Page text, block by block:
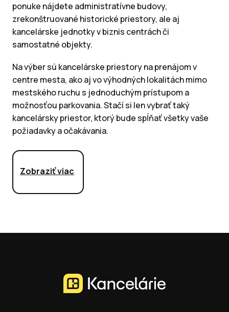
ponuke nájdete administratívne budovy,
zrekonštruované historické priestory, ale aj
kancelárske jednotky v biznis centrách či
samostatné objekty.
Na výber sú kancelárske priestory na prenájom v
centre mesta, ako aj vo výhodných lokalitách mimo
mestského ruchu s jednoduchým prístupom a
možnosťou parkovania. Stačí si len vybrať taký
kancelársky priestor, ktorý bude spĺňať všetky vaše
požiadavky a očakávania.
Zobraziť viac